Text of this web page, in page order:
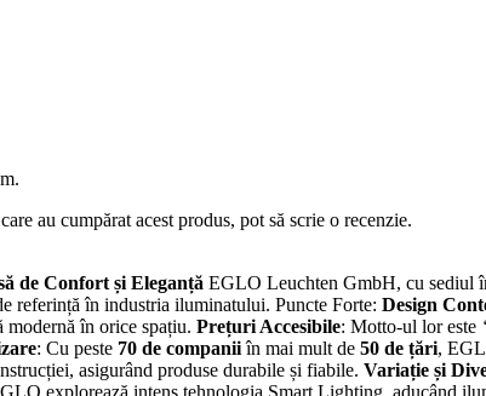
au cumpărat acest produs, pot să scrie o recenzie.
de Confort și Eleganță EGLO Leuchten GmbH, cu sediul
referință în industria iluminatului. Puncte Forte: Design
în orice spațiu. Prețuri Accesibile: Motto-ul lor este
: Cu peste 70 de companiiîn mai mult de 50 de țări,
asigurând produse durabile și fiabile. Variație și